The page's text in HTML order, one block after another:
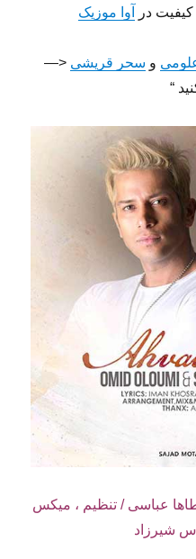
کیفیت در آوا موزیک
و سحر قریشی <—
“
عباسی / تنظیم ، میکس
شیرزاد